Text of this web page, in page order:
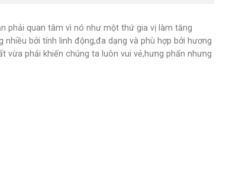
phải quan tâm vì nó như một thứ gia vị làm tăng
bởi tính linh động,đa dạng và phù hợp bởi hương
phải khiến chúng ta luôn vui vẻ,hưng phấn nhưng